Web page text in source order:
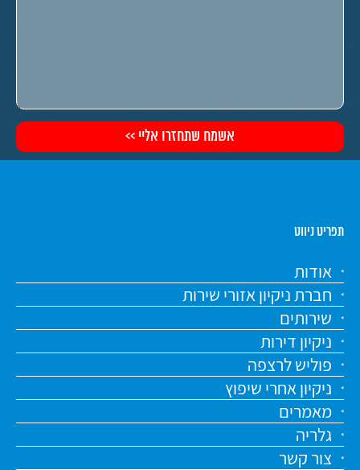
תפריט ניווט
אודות
חברת ניקיון אזורי שירות
שירותים
ניקיון דירות
פוליש לרצפה
ניקיון אחרי שיפוץ
מאמרים
גלריה
צור קשר